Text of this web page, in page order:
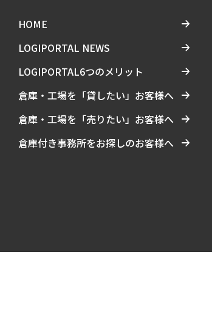
HOME
LOGIPORTAL NEWS
LOGIPORTAL6つのメリット
倉庫・工場を「貸したい」お客様へ
倉庫・工場を「売りたい」お客様へ
倉庫付き事務所をお探しのお客様へ